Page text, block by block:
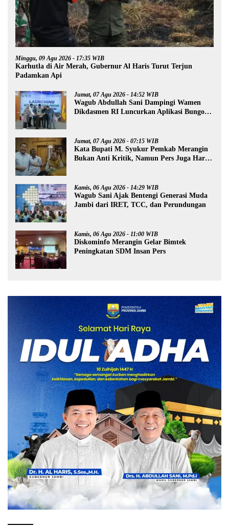
Minggu, 09 Agu 2026 - 17:35 WIB
Karhutla di Air Merah, Gubernur Al Haris Turut Terjun
Padamkan Api
Jumat, 07 Agu 2026 - 14:52 WIB
Wagub Abdullah Sani Dampingi Wamen
Dikdasmen RI Luncurkan Aplikasi Bungo
Jumat, 07 Agu 2026 - 07:15 WIB
Kata Bupati M. Syukur Pemkab Merangin
Bukan Anti Kritik, Namun Pers Juga Harus
Kamis, 06 Agu 2026 - 14:29 WIB
Wagub Sani Ajak Bentengi Generasi Muda
Jambi dari IRET, TCC, dan Perundungan
Kamis, 06 Agu 2026 - 11:00 WIB
Diskominfo Merangin Gelar Bimtek
Peningkatan SDM Insan Pers